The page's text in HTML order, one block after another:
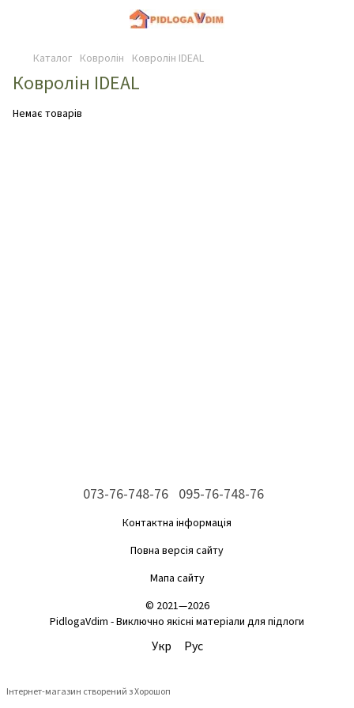
Каталог Ковролін Ковролін IDEAL
Ковролін IDEAL
Немає товарів
073-76-748-76 095-76-748-76
Контактна інформація
Повна версія сайту
Мапа сайту
© 2021—2026
PidlogaVdim - Виключно якісні матеріали для підлоги
Укр Рус
Інтернет-магазин створений з Хорошоп